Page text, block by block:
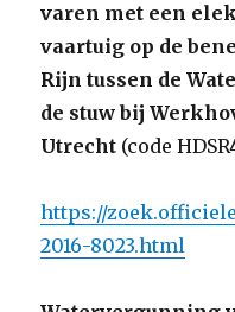
varen met een
vaartuig op de
Rijn tussen de
de stuw bij
Utrecht (code
https://
2016-8023.html